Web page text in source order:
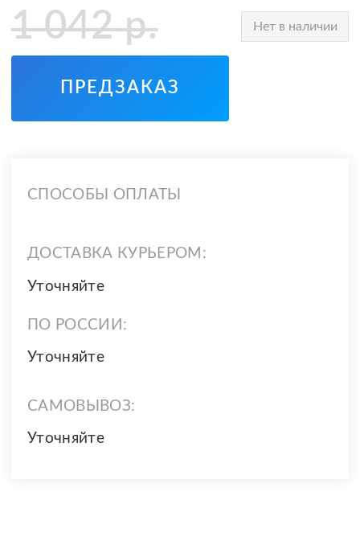
1 042р. Нет в наличии
ПРЕДЗАКАЗ
СПОСОБЫ ОПЛАТЫ
ДОСТАВКА КУРЬЕРОМ:
Уточняйте
ПО РОССИИ:
Уточняйте
САМОВЫВОЗ:
Уточняйте